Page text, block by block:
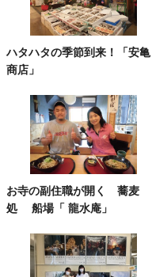
ハタハタの季節到来！「安亀
商店」
お寺の副住職が開く 蕎麦
処 船場「 龍水庵」